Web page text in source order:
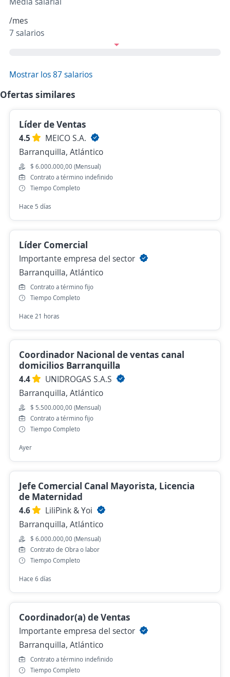
/mes
7 salarios
Mostrar los 87 salarios
Ofertas similares
Líder de Ventas
4.5
MEICO S.A.
Barranquilla, Atlántico
$ 6.000.000,00 (Mensual)
Contrato a término indefinido
Tiempo Completo
Hace 5 días
Líder Comercial
Importante empresa del sector
Barranquilla, Atlántico
Contrato a término fijo
Tiempo Completo
Hace 21 horas
Coordinador Nacional de ventas canal
domicilios Barranquilla
4.4
UNIDROGAS S.A.S
Barranquilla, Atlántico
$ 5.500.000,00 (Mensual)
Contrato a término fijo
Tiempo Completo
Ayer
Jefe Comercial Canal Mayorista, Licencia
de Maternidad
4.6
LiliPink & Yoi
Barranquilla, Atlántico
$ 6.000.000,00 (Mensual)
Contrato de Obra o labor
Tiempo Completo
Hace 6 días
Coordinador(a) de Ventas
Importante empresa del sector
Barranquilla, Atlántico
Contrato a término indefinido
Tiempo Completo